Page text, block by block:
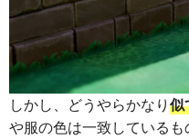
しかし、どうやらかなり似
や服の色は一致している